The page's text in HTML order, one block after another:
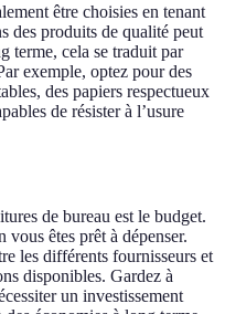
être choisies en tenant
des produits de qualité peut
terme, cela se traduit par
exemple, optez pour des
des papiers respectueux
de résister à l’usure
de bureau est le budget.
êtes prêt à dépenser.
les différents fournisseurs et
disponibles. Gardez à
un investissement